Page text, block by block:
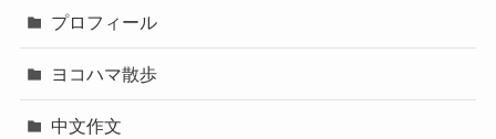
プロフィール
ヨコハマ散歩
中文作文